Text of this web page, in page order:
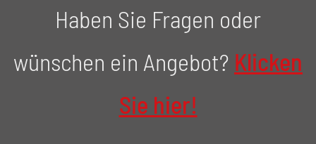
Haben Sie Fragen oder
wünschen ein Angebot? Klicken
Sie hier!